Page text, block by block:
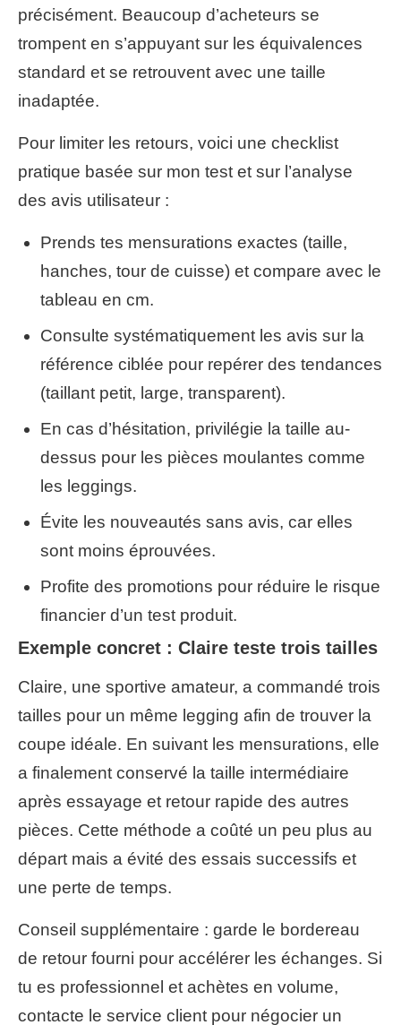
précisément. Beaucoup d’acheteurs se
trompent en s’appuyant sur les équivalences
standard et se retrouvent avec une taille
inadaptée.
Pour limiter les retours, voici une checklist
pratique basée sur mon test et sur l’analyse
des avis utilisateur :
Prends tes mensurations exactes (taille,
hanches, tour de cuisse) et compare avec le
tableau en cm.
Consulte systématiquement les avis sur la
référence ciblée pour repérer des tendances
(taillant petit, large, transparent).
En cas d’hésitation, privilégie la taille au-
dessus pour les pièces moulantes comme
les leggings.
Évite les nouveautés sans avis, car elles
sont moins éprouvées.
Profite des promotions pour réduire le risque
financier d’un test produit.
Exemple concret : Claire teste trois tailles
Claire, une sportive amateur, a commandé trois
tailles pour un même legging afin de trouver la
coupe idéale. En suivant les mensurations, elle
a finalement conservé la taille intermédiaire
après essayage et retour rapide des autres
pièces. Cette méthode a coûté un peu plus au
départ mais a évité des essais successifs et
une perte de temps.
Conseil supplémentaire : garde le bordereau
de retour fourni pour accélérer les échanges. Si
tu es professionnel et achètes en volume,
contacte le service client pour négocier un